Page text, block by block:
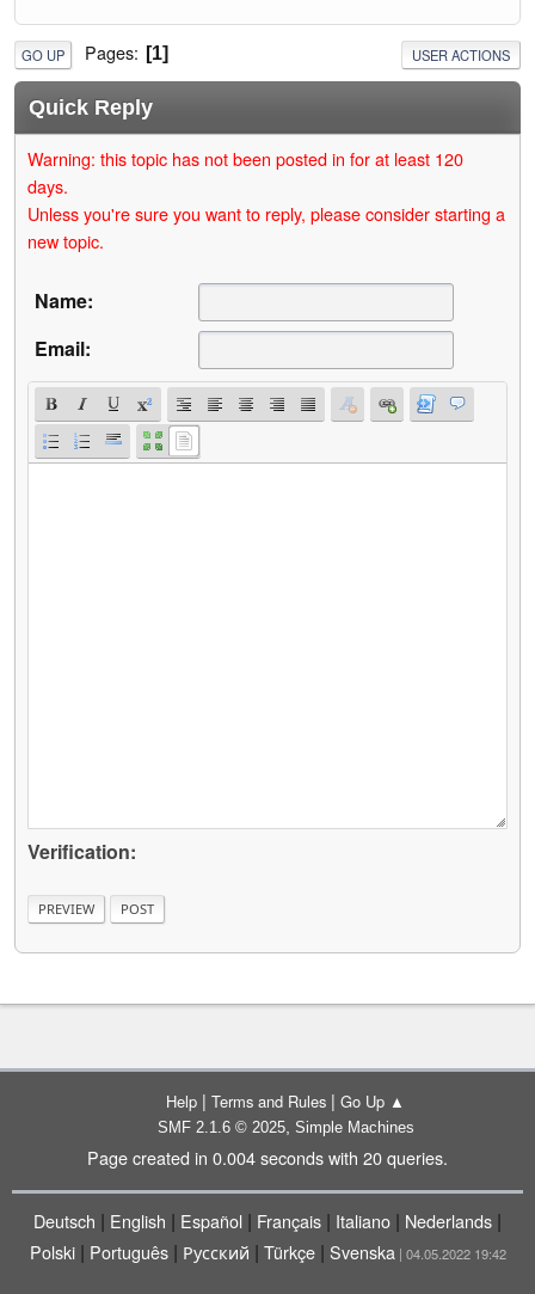
GO UP Pages 1 USER ACTIONS
Quick Reply
Warning: this topic has not been posted in for at least 120
days.
Unless you're sure you want to reply, please consider starting a
new topic.
Name:
Email:
Verification:
Help | Terms and Rules | Go Up ▲
SMF 2.1.6 © 2025, Simple Machines
Page created in 0.004 seconds with 20 queries.
Deutsch | English | Español | Français | Italiano | Nederlands |
Polski| Português| Русский | Türkçe| Svenska | 04.05.2022 19:42